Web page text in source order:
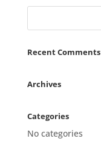
Recent Comments
Archives
Categories
No categories